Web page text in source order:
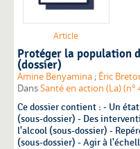
Article
Protéger la population
(dossier)
Amine Benyamina ; Éric
DansSanté en action (La) (n°
Ce dossier contient : - Un état des lieux toujours préoccupant
(sous-dossier) - Des
l'alcool (sous-dossier) -
(sous-dossier) - Agir à